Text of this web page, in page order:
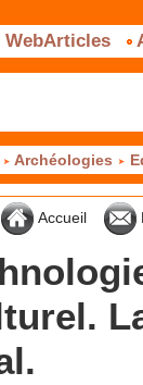
WebArticles
Archéologies
Accueil